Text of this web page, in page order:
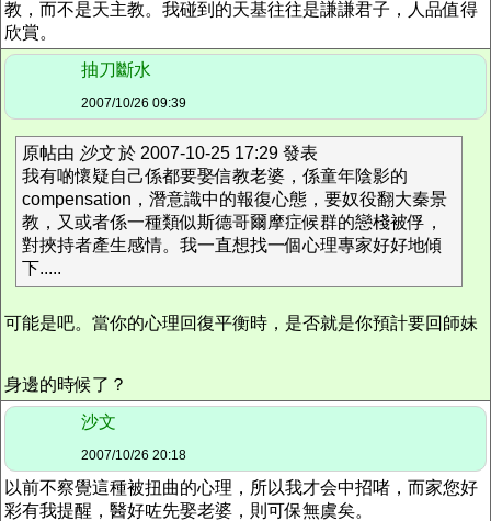
教，而不是天主教。我碰到的天基往往是謙謙君子，人品值得
欣賞。
抽刀斷水
2007/10/26 09:39
原帖由 沙文於 2007-10-25 17:29 發表
我有啲懷疑自己係都要娶信教老婆，係童年陰影的
compensation，潛意識中的報復心態，要奴役翻大秦景
教，又或者係一種類似斯德哥爾摩症候群的戀棧被俘，
對挾持者產生感情。我一直想找一個心理專家好好地傾
下.....
可能是吧。當你的心理回復平衡時，是否就是你預計要回師妹
身邊的時候了？
沙文
2007/10/26 20:18
以前不察覺這種被扭曲的心理，所以我才会中招啫，而家您好
彩有我提醒，醫好咗先娶老婆，則可保無虞矣。